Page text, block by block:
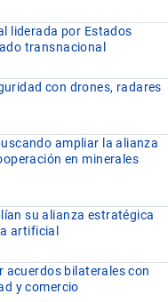
liderada por Estados
transnacional
con drones, radares
ampliar la alianza
en minerales
su alianza estratégica
artificial
bilaterales con
y comercio